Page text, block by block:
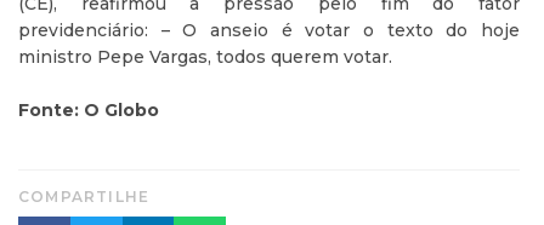
previdenciário: – O anseio é votar o texto do hoje
ministro Pepe Vargas, todos querem votar.
Fonte: O Globo
COMPARTILHE